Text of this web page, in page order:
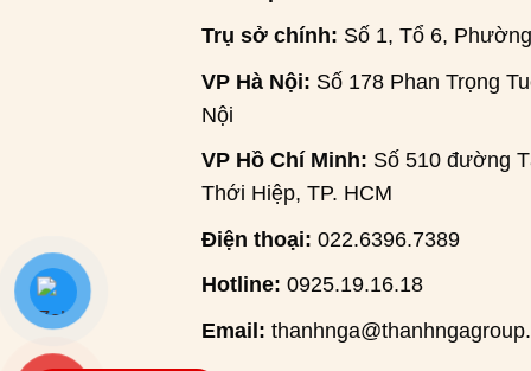
Trụ sở chính: Số 1, Tổ 6,
VP Hà Nội: Số 178 Phan Trọng
Nội
VP Hồ Chí Minh: Số 510 đường
Thới Hiệp, TP. HCM
Điện thoại: 022.6396.7389
Hotline: 0925.19.16.18
Email: